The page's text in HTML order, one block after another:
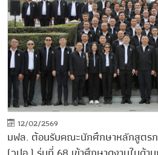
12/02/2569
มฟล. ต้อนรับคณะนักศึกษาหลักสูตรก